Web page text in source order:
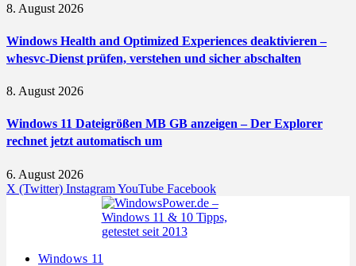
8. August 2026
Windows Health and Optimized Experiences deaktivieren –
whesvc-Dienst prüfen, verstehen und sicher abschalten
8. August 2026
Windows 11 Dateigrößen MB GB anzeigen – Der Explorer
rechnet jetzt automatisch um
6. August 2026
X (Twitter) InstagramYouTube Facebook
Windows 11